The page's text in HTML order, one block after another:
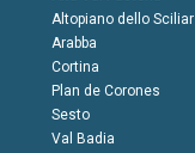
Altopiano dello Sciliar
Arabba
Cortina
Plan de Corones
Sesto
Val Badia